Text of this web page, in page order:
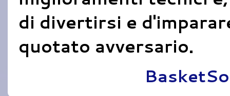
di divertirsi e
quotato avversario.